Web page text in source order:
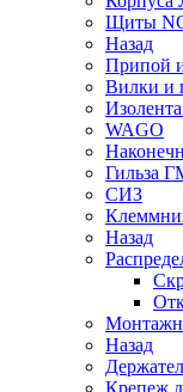
Щиты
Назад
Припой
Вилки и
WAGO
Гильза
СИЗ
Назад
Назад
Крепеж